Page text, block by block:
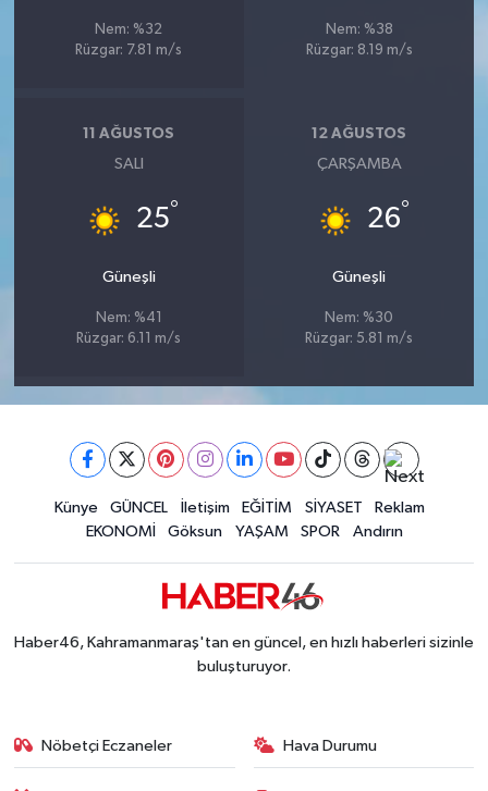
Nem: %32
Rüzgar: 7.81 m/s
Nem: %38
Rüzgar: 8.19 m/s
11 AĞUSTOS
SALI
25°
Güneşli
Nem: %41
Rüzgar: 6.11 m/s
12 AĞUSTOS
ÇARŞAMBA
26°
Güneşli
Nem: %30
Rüzgar: 5.81 m/s
Künye GÜNCEL İletişim EĞİTİM SİYASET
Reklam
EKONOMİ
Göksun YAŞAM SPOR Andırın
Haber46, Kahramanmaraş'tan en güncel, en hızlı haberleri sizinle
buluşturuyor.
Nöbetçi Eczaneler Hava Durumu
TARİH
Politika
YEREL
BÖLGEDEN
BİLİM TEKNOLOJİ
YARIŞMALAR
TANITIM